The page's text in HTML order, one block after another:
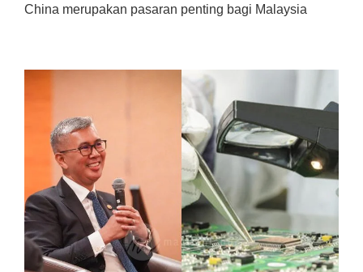
China merupakan pasaran penting bagi Malaysia